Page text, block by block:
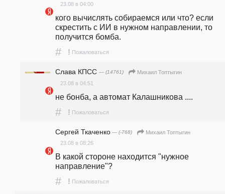
23.08 в 04:00
кого вычислять собираемся или что? если
скрестить с ИИ в нужном направлении, то
получится бомба.
# ! Пожаловаться
Слава КПСС — (14761)
Михаил Топтыгин
23.08 в 04:51
не бонба, а автомат Калашникова ....
# ! Пожаловаться
Сергей Ткаченко — (-768)
Михаил Топтыгин
23.08 в 08:26
В какой стороне находится "нужное
направление"?
# ! Пожаловаться